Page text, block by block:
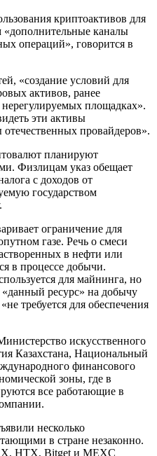
криптоактивов для
«дополнительные каналы
операций», говорится в
«создание условий для
активов, ранее
площадках».
эти активы
провайдеров».
планируют
Физлицам указ обещает
с доходов от
государством
ограничение для
газе. Речь о смеси
в нефти или
в процессе добычи.
для майнинга, но
«данный ресурс» на добычу
требуется для обеспечения
искусственного
Казахстана, Национальный
финансового
зоны, где в
все работающие в
несколько
в стране незаконно.
HTX, Bitget и MEXC